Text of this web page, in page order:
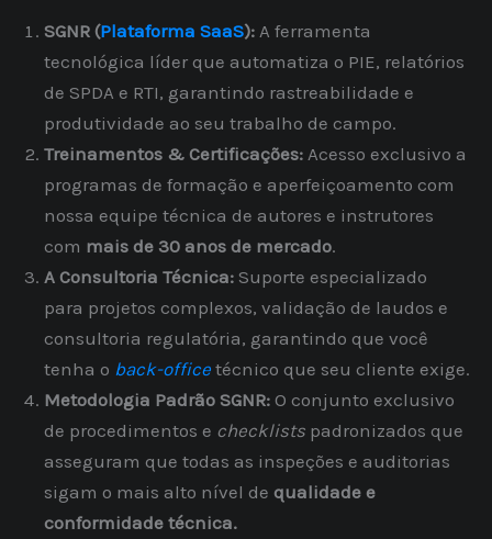
SGNR (Plataforma SaaS): A ferramenta
tecnológica líder que automatiza o PIE, relatórios
de SPDA e RTI, garantindo rastreabilidade e
produtividade ao seu trabalho de campo.
Treinamentos & Certificações: Acesso exclusivo a
programas de formação e aperfeiçoamento com
nossa equipe técnica de autores e instrutores
com mais de 30 anos de mercado.
A Consultoria Técnica: Suporte especializado
para projetos complexos, validação de laudos e
consultoria regulatória, garantindo que você
tenha o back-office técnico que seu cliente exige.
Metodologia Padrão SGNR: O conjunto exclusivo
de procedimentos e checklists padronizados que
asseguram que todas as inspeções e auditorias
sigam o mais alto nível de qualidade e
conformidade técnica.